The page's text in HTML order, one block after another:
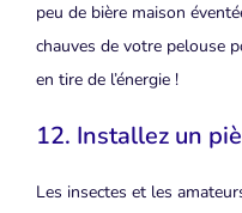
peu de bière maison
chauves de votre pelouse
en tire de l’énergie !
12. Installez un
Les insectes et les